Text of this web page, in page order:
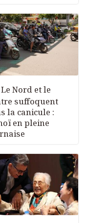
Le Nord et le
suffoquent
la canicule :
en pleine